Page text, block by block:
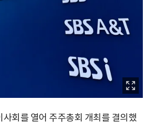
사회를 열어 주주총회 개최를 결의했